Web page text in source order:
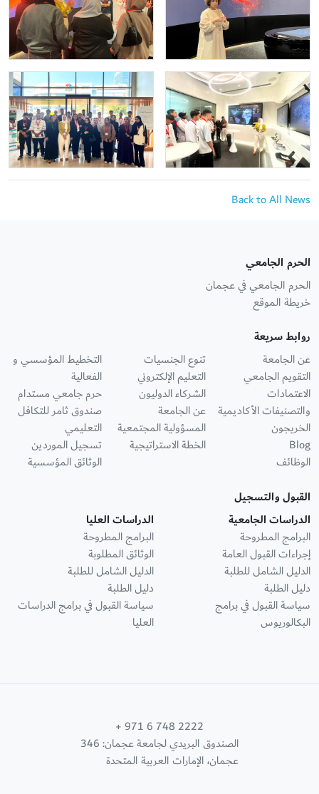
Back to All News
الحرم الجامعي
الحرم الجامعي في عجمان
خريطة الموقع
روابط سريعة
عن الجامعة
التقويم الجامعي
الاعتمادات
والتصنيفات الأكاديمية
الخريجون
Blog
الوظائف
تنوع الجنسيات
التعليم الإلكتروني
الشركاء الدوليون
عن الجامعة
المسؤولية المجتمعية
الخطة الاستراتيجية
التخطيط المؤسسي و
الفعالية
حرم جامعي مستدام
صندوق ثامر للتكافل
التعليمي
تسجيل الموردين
الوثائق المؤسسية
القبول والتسجيل
الدراسات الجامعية
البرامج المطروحة
إجراءات القبول العامة
الدليل الشامل للطلبة
دليل الطلبة
سياسة القبول في برامج
البكالوريوس
الدراسات العليا
البرامج المطروحة
الوثائق المطلوبة
الدليل الشامل للطلبة
دليل الطلبة
سياسة القبول في برامج الدراسات
العليا
+ 971 6 748 2222
الصندوق البريدي لجامعة عجمان: 346
عجمان، الإمارات العربية المتحدة